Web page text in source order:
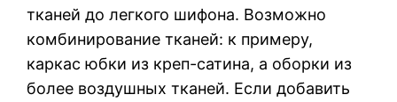
тканей до легкого шифона. Возможно
комбинирование тканей: к примеру,
каркас юбки из креп-сатина, а оборки из
более воздушных тканей. Если добавить